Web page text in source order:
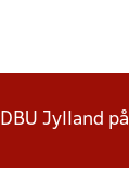
Jylland på